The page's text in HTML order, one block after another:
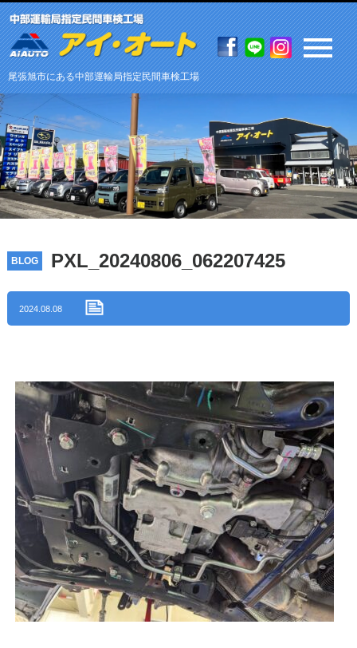
尾張旭市にある中部運輸局指定民間車検工場
PXL_20240806_062207425
BLOG
2024.08.08